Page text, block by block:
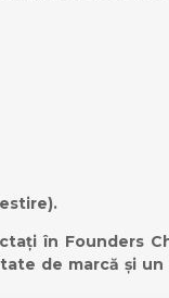
în Founders
de marcă și